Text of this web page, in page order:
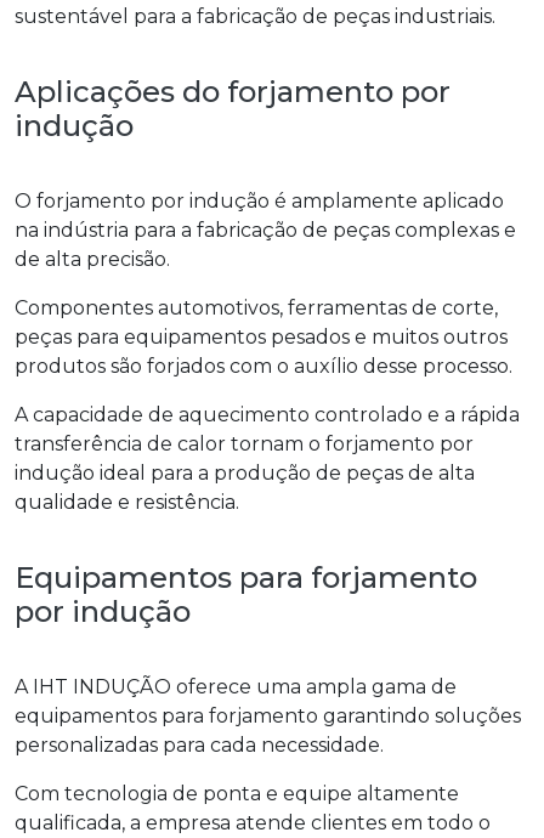
sustentável para a fabricação de peças industriais.
Aplicações do forjamento por
indução
O forjamento por indução é amplamente aplicado
na indústria para a fabricação de peças complexas e
de alta precisão.
Componentes automotivos, ferramentas de corte,
peças para equipamentos pesados e muitos outros
produtos são forjados com o auxílio desse processo.
A capacidade de aquecimento controlado e a rápida
transferência de calor tornam o forjamento por
indução ideal para a produção de peças de alta
qualidade e resistência.
Equipamentos para forjamento
por indução
A IHT INDUÇÃO oferece uma ampla gama de
equipamentos para forjamento garantindo soluções
personalizadas para cada necessidade.
Com tecnologia de ponta e equipe altamente
qualificada, a empresa atende clientes em todo o